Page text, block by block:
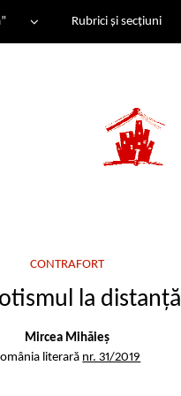
Rubrici și secțiuni
CONTRAFORT
la distanță
Mircea Mihăieș
literară nr. 31/2019